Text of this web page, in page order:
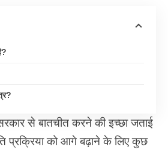
से बातचीत करने की इच्छा जताई
प्रक्रिया को आगे बढ़ाने के लिए कुछ